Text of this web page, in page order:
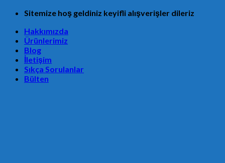
Skip
content
Sitemize hoş geldiniz keyifli alışverişler dileriz
Hakkımızda
Ürünlerimiz
Blog
İletişim
Sıkça Sorulanlar
Bülten